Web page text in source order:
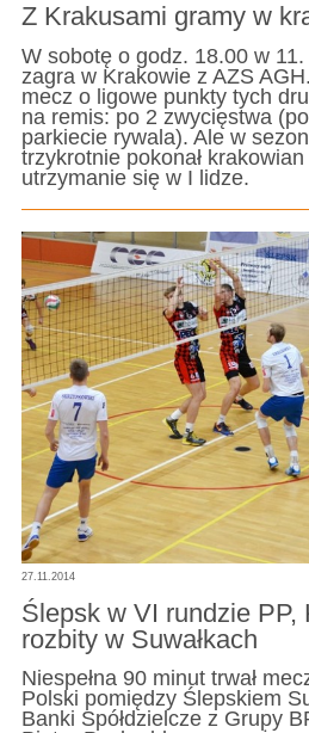
Z Krakusami gramy w
W sobotę o godz. 18.00 w
zagra w Krakowie z AZS
mecz o ligowe punkty tych
na remis: po 2 zwycięstwa
parkiecie rywala). Ale w
trzykrotnie pokonał
utrzymanie się w I lidze.
27.11.2014
Ślepsk w VI rundzie PP,
rozbity w Suwałkach
Niespełna 90 minut trwał
Polski pomiędzy Ślepskiem
Banki Spółdzielcze z Grupy